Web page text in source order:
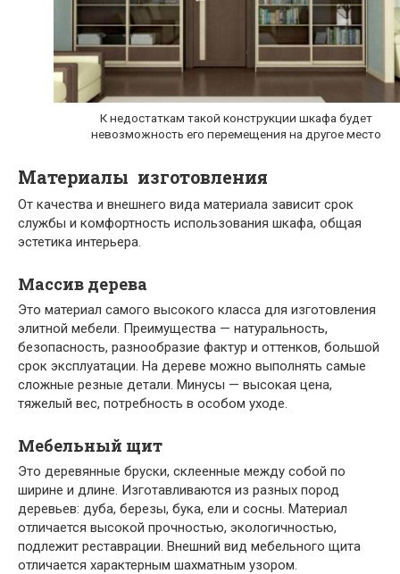
К недостаткам такой конструкции шкафа будет
невозможность его перемещения на другое место
Материалы изготовления
От качества и внешнего вида материала зависит срок
службы и комфортность использования шкафа, общая
эстетика интерьера.
Массив дерева
Это материал самого высокого класса для изготовления
элитной мебели. Преимущества — натуральность,
безопасность, разнообразие фактур и оттенков, большой
срок эксплуатации. На дереве можно выполнять самые
сложные резные детали. Минусы — высокая цена,
тяжелый вес, потребность в особом уходе.
Мебельный щит
Это деревянные бруски, склеенные между собой по
ширине и длине. Изготавливаются из разных пород
деревьев: дуба, березы, бука, ели и сосны. Материал
отличается высокой прочностью, экологичностью,
подлежит реставрации. Внешний вид мебельного щита
отличается характерным шахматным узором.